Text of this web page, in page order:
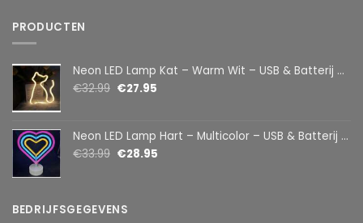
PRODUCTEN
Neon LED Lamp Kat – Warm Wit – USB & Batterij – Decoratieve Tafellamp voor Kinderkamer – 28,5 x 24,5 cm
€32.99 €27.95
Neon LED Lamp Hart – Multicolor – USB & Batterij – Hartvormige Sfeerlamp – Kinderkamer & Slaapkamer – 25,2 x 23 cm
€33.99 €28.95
BEDRIJFSGEGEVENS